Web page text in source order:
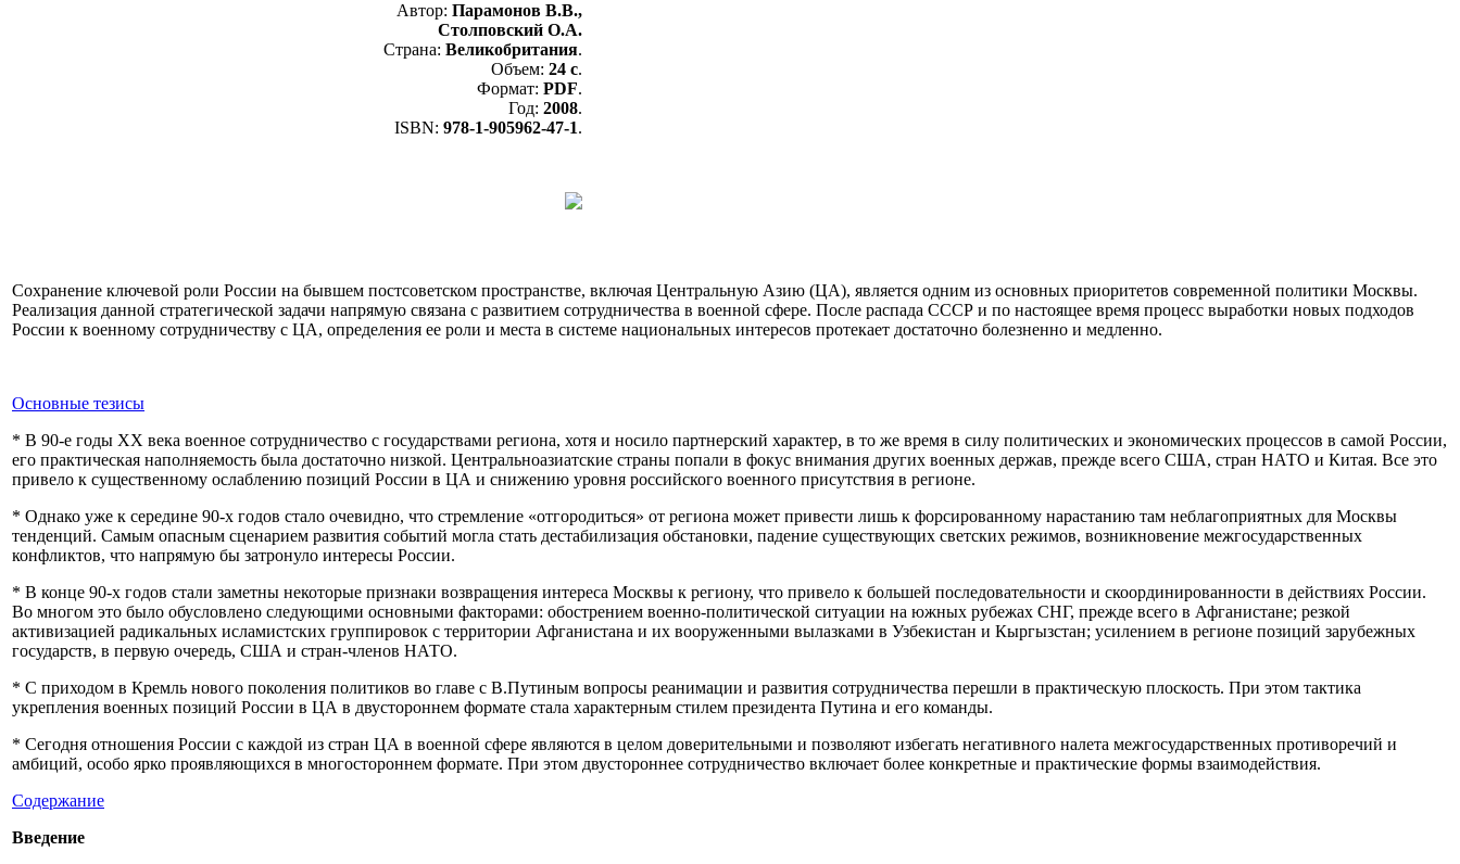
Автор: Парамонов В.В.,
Столповский О.А.
Страна: Великобритания.
Объем: 24 с.
Формат: PDF.
Год: 2008.
ISBN: 978-1-905962-47-1.
Сохранение ключевой роли России на бывшем постсоветском пространстве, включая Центральную Азию (ЦА), является одним из основных приоритетов современной политики Москвы.
Реализация данной стратегической задачи напрямую связана с развитием сотрудничества в военной сфере. После распада СССР и по настоящее время процесс выработки новых подходов
России к военному сотрудничеству с ЦА, определения ее роли и места в системе национальных интересов протекает достаточно болезненно и медленно.
Основные тезисы
* В 90-е годы ХХ века военное сотрудничество с государствами региона, хотя и носило партнерский характер, в то же время в силу политических и экономических процессов в самой России,
его практическая наполняемость была достаточно низкой. Центральноазиатские страны попали в фокус внимания других военных держав, прежде всего США, стран НАТО и Китая. Все это
привело к существенному ослаблению позиций России в ЦА и снижению уровня российского военного присутствия в регионе.
* Однако уже к середине 90-х годов стало очевидно, что стремление «отгородиться» от региона может привести лишь к форсированному нарастанию там неблагоприятных для Москвы
тенденций. Самым опасным сценарием развития событий могла стать дестабилизация обстановки, падение существующих светских режимов, возникновение межгосударственных
конфликтов, что напрямую бы затронуло интересы России.
* В конце 90-х годов стали заметны некоторые признаки возвращения интереса Москвы к региону, что привело к большей последовательности и скоординированности в действиях России.
Во многом это было обусловлено следующими основными факторами: обострением военно-политической ситуации на южных рубежах СНГ, прежде всего в Афганистане; резкой
активизацией радикальных исламистских группировок с территории Афганистана и их вооруженными вылазками в Узбекистан и Кыргызстан; усилением в регионе позиций зарубежных
государств, в первую очередь, США и стран-членов НАТО.
* С приходом в Кремль нового поколения политиков во главе с В.Путиным вопросы реанимации и развития сотрудничества перешли в практическую плоскость. При этом тактика
укрепления военных позиций России в ЦА в двустороннем формате стала характерным стилем президента Путина и его команды.
* Сегодня отношения России с каждой из стран ЦА в военной сфере являются в целом доверительными и позволяют избегать негативного налета межгосударственных противоречий и
амбиций, особо ярко проявляющихся в многостороннем формате. При этом двустороннее сотрудничество включает более конкретные и практические формы взаимодействия.
Содержание
Введение